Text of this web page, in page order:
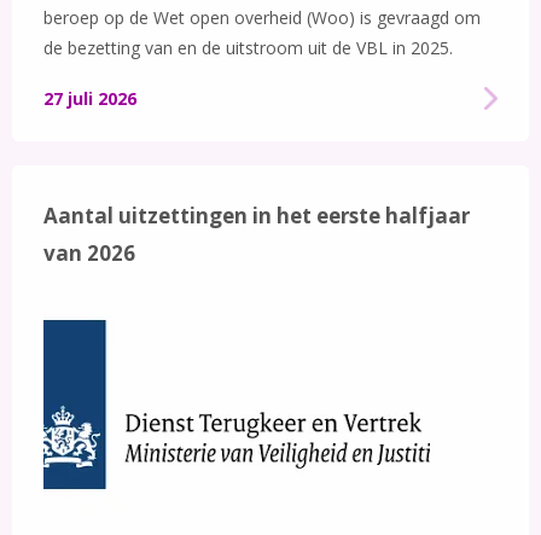
beroep op de Wet open overheid (Woo) is gevraagd om
de bezetting van en de uitstroom uit de VBL in 2025.
27 juli 2026
Aantal uitzettingen in het eerste halfjaar
van 2026